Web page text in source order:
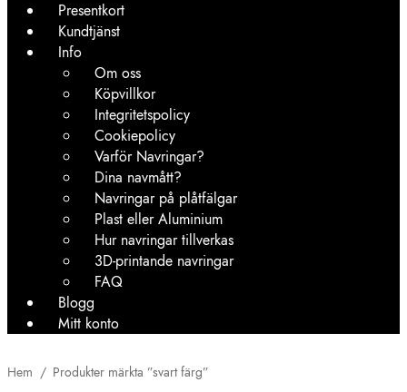
Presentkort
Kundtjänst
Info
Om oss
Köpvillkor
Integritetspolicy
Cookiepolicy
Varför Navringar?
Dina navmått?
Navringar på plåtfälgar
Plast eller Aluminium
Hur navringar tillverkas
3D-printande navringar
FAQ
Blogg
Mitt konto
Hem / Produkter märkta ”svart färg”